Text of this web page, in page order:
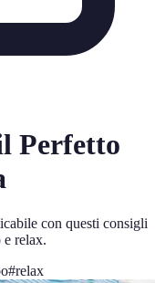
Perfetto
con questi consigli
relax.
#relax